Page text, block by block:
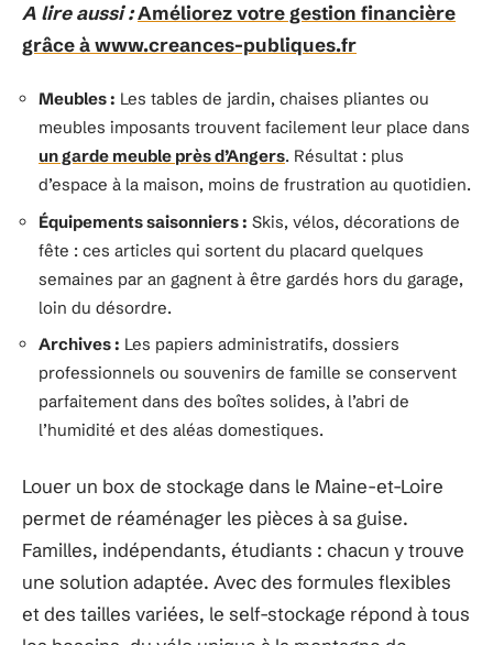
A lire aussi :Améliorez votre gestion financière
grâce à www.creances-publiques.fr
Meubles : Les tables de jardin, chaises pliantes ou
meubles imposants trouvent facilement leur place dans
un garde meuble près d’Angers. Résultat : plus
d’espace à la maison, moins de frustration au quotidien.
Équipements saisonniers : Skis, vélos, décorations de
fête : ces articles qui sortent du placard quelques
semaines par an gagnent à être gardés hors du garage,
loin du désordre.
Archives : Les papiers administratifs, dossiers
professionnels ou souvenirs de famille se conservent
parfaitement dans des boîtes solides, à l’abri de
l’humidité et des aléas domestiques.
Louer un box de stockage dans le Maine-et-Loire
permet de réaménager les pièces à sa guise.
Familles, indépendants, étudiants : chacun y trouve
une solution adaptée. Avec des formules flexibles
et des tailles variées, le self-stockage répond à tous